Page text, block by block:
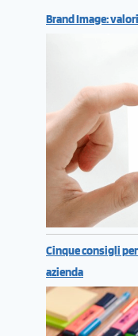
Brand Image:
Cinque consigli
azienda